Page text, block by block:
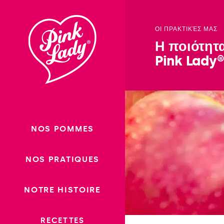
contenu
NOS POMMES
NOS PRATIQUES
NOTRE HISTOIRE
RECETTES
ΟΙ ΠΡΑΚΤΙΚΈΣ ΜΑΣ
Η
Pink Lady®